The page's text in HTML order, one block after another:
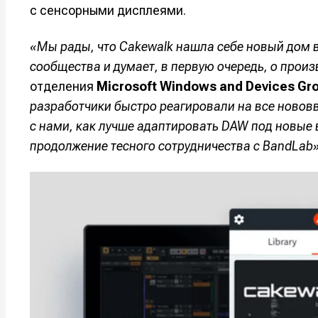
Нажимая на
Нажимая на
Нажимая на
Нажимая на
с сенсорными дисплеями.
«Мы рады, что Cakewalk нашла себе новый дом
сообщества и думает, в первую очередь, о
отделения Microsoft Windows and Devices
разработчики быстро реагировали на все
с нами, как лучше адаптировать DAW под
продолжение тесного сотрудничества с